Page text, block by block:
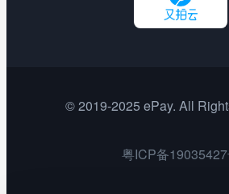
©2019-2025 ePay. All
粤ICP备